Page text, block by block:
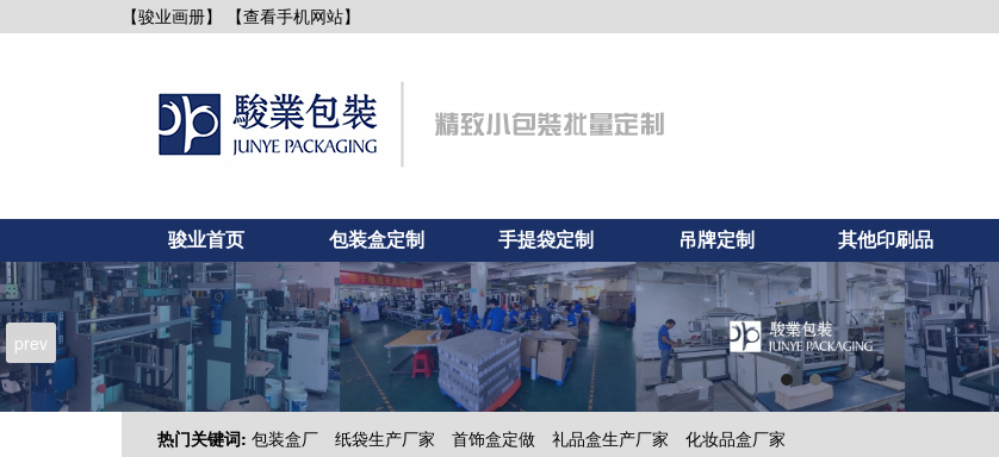
【骏业画册】 【查看手机网站】
骏业首页 包装盒定制 手提袋定制 吊牌定制 其他印刷品
新闻资讯 联系骏业
prev
热门关键词: 包装盒厂 纸袋生产厂家 首饰盒定做 礼品盒生产厂家 化妆品盒厂家